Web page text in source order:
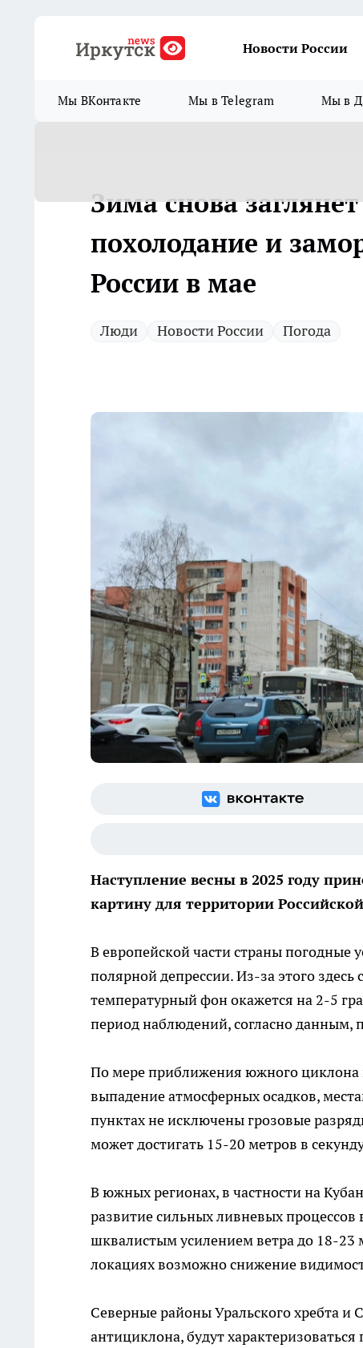
Новости России
Мы ВКонтакте Мы в Telegram Мы в
Зима снова
похолодание и
России в мае
Люди Новости России Погода
Наступление весны в 2025 году
картину для территории
В европейской части страны погодные
полярной депрессии. Из-за этого
температурный фон окажется на 2-5
период наблюдений, согласно данным,
По мере приближения южного циклона
выпадение атмосферных осадков,
пунктах не исключены грозовые
может достигать 15-20 метров в
В южных регионах, в частности на
развитие сильных ливневых
шквалистым усилением ветра до 18-23
локациях возможно снижение
Северные районы Уральского хребта и
антициклона, будут